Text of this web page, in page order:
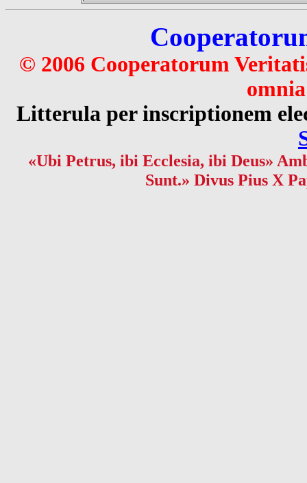
© 2006 Cooperatorum
Litterula per inscriptionem
«Ubi Petrus, ibi Ecclesia, ibi Deus»
Sunt.» Divus Pius X